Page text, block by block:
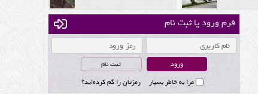
فرم ورود یا ثبت نام
ثبت نام
مرا به خاطر بسپار
رمزتان را گم کرده‌اید؟